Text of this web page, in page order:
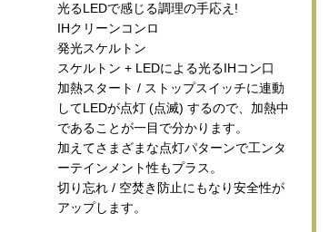
光るLEDで感じる調理の手応え!
IHクリーンコンロ
発光スケルトン
スケルトン + LEDによる光るIHコン口
加熱スタート / ストップスイッチに連動
してLEDが点灯 (点滅) するので、加熱中
であることが一目で分かります。
加えてさまざまな点灯パターンで工ンタ
ーテインメント性もプラス。
切り忘れ / 空焚き防止にもなり安全性が
アップします。